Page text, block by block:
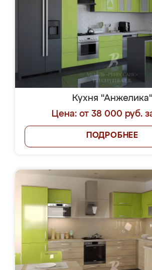
Кухня "Анжелика"
Цена: от 38 000 руб.
ПОДРОБНЕЕ